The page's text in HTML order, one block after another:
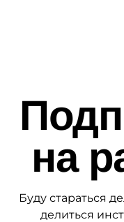
на
Буду стараться
делиться